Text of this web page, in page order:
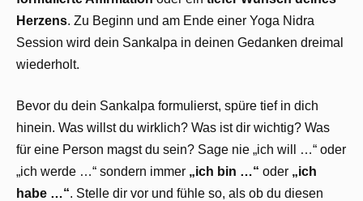
Herzens. Zu Beginn und am Ende einer Yoga Nidra
Session wird dein Sankalpa in deinen Gedanken dreimal
wiederholt.
Bevor du dein Sankalpa formulierst, spüre tief in dich
hinein. Was willst du wirklich? Was ist dir wichtig? Was
für eine Person magst du sein? Sage nie „ich will …“ oder
„ich werde …“ sondern immer „ich bin …“ oder „ich
habe …“. Stelle dir vor und fühle so, als ob du diesen